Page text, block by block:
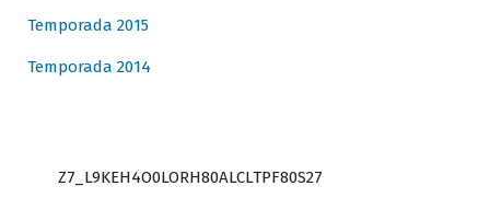
Temporada 2015
Temporada 2014
Z7_L9KEH4O0LORH80ALCLTPF80S27